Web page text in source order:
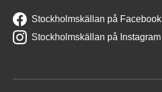
Stockholmskällan på Facebook
Stockholmskällan på Instagram